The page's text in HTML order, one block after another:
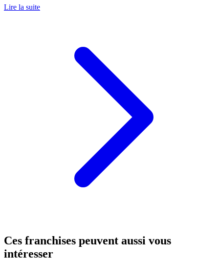
Lire la suite
Ces franchises peuvent aussi vous
intéresser